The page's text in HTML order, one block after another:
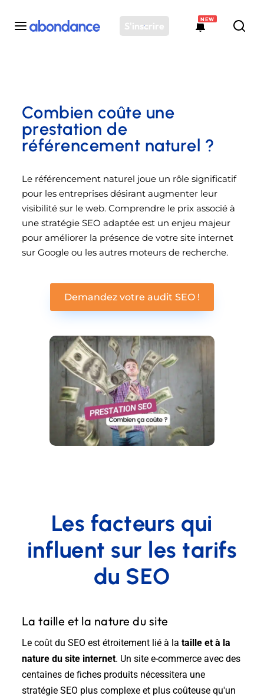
S'inscrire
NEW
Plateforme
Outils
Solutions
Audit SEO
Combien coûte une
prestation de
référencement naturel ?
Le référencement naturel joue un rôle significatif
pour les entreprises désirant augmenter leur
visibilité sur le web. Comprendre le prix associé à
une stratégie SEO adaptée est un enjeu majeur
pour améliorer la présence de votre site internet
sur Google ou les autres moteurs de recherche.
Demandez votre audit SEO !
Les facteurs qui
influent sur les tarifs
du SEO
La taille et la nature du site
Le coût du SEO est étroitement lié à la taille et à la
nature du site internet. Un site e-commerce avec des
centaines de fiches produits nécessitera une
stratégie SEO plus complexe et plus coûteuse qu'un